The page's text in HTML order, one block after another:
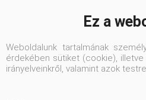
Ez a
Weboldalunk tartalmának
érdekében sütiket (cookie),
irányelveinkről, valamint azok